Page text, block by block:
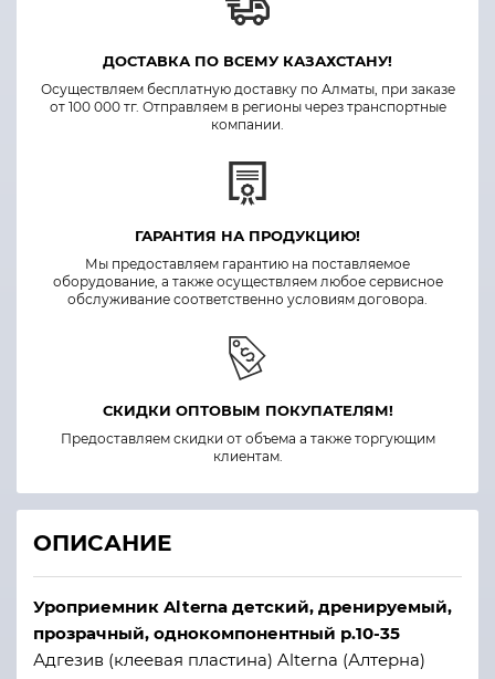
ДОСТАВКА ПО ВСЕМУ КАЗАХСТАНУ!
Осуществляем бесплатную доставку по Алматы, при заказе
от 100 000 тг. Отправляем в регионы через транспортные
компании.
ГАРАНТИЯ НА ПРОДУКЦИЮ!
Мы предоставляем гарантию на поставляемое
оборудование, а также осуществляем любое сервисное
обслуживание соответственно условиям договора.
СКИДКИ ОПТОВЫМ ПОКУПАТЕЛЯМ!
Предоставляем скидки от объема а также торгующим
клиентам.
ОПИСАНИЕ
Уроприемник Alterna детский, дренируемый,
прозрачный, однокомпонентный р.10-35
Адгезив (клеевая пластина) Alterna (Алтерна)